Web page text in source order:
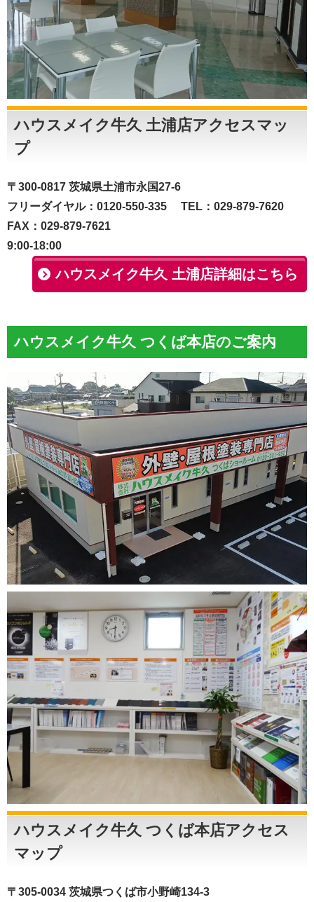
ハウスメイク牛久 土浦店アクセスマッ
プ
〒300-0817 茨城県土浦市永国27-6
フリーダイヤル：0120-550-335 TEL：029-879-7620
FAX：029-879-7621
9:00-18:00
ハウスメイク牛久 土浦店詳細はこちら
ハウスメイク牛久 つくば本店のご案内
ハウスメイク牛久 つくば本店アクセス
マップ
〒305-0034 茨城県つくば市小野崎134-3